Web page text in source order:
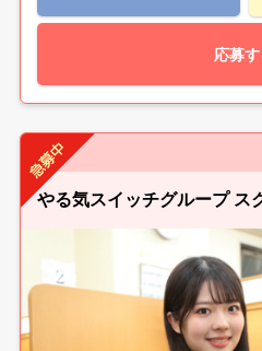
応募
やる気スイッチグループ ス